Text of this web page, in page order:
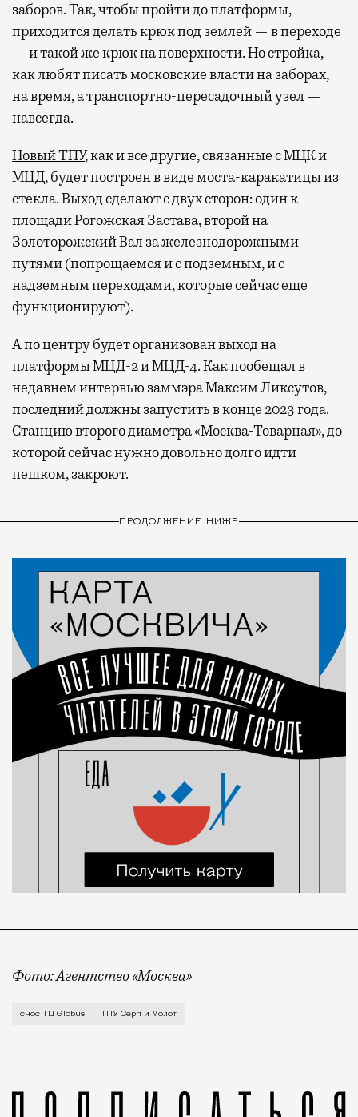
заборов. Так, чтобы пройти до платформы,
приходится делать крюк под землей — в переходе
— и такой же крюк на поверхности. Но стройка,
как любят писать московские власти на заборах,
на время, а транспортно-пересадочный узел —
навсегда.
Новый ТПУ, как и все другие, связанные с МЦК и
МЦД, будет построен в виде моста-каракатицы из
стекла. Выход сделают с двух сторон: один к
площади Рогожская Застава, второй на
Золоторожский Вал за железнодорожными
путями (попрощаемся и с подземным, и с
надземным переходами, которые сейчас еще
функционируют).
А по центру будет организован выход на
платформы МЦД-2 и МЦД-4. Как пообещал в
недавнем интервью заммэра Максим Ликсутов,
последний должны запустить в конце 2023 года.
Станцию второго диаметра «Москва-Товарная», до
которой сейчас нужно довольно долго идти
пешком, закроют.
ПРОДОЛЖЕНИЕ НИЖЕ
Фото: Агентство «Москва»
Строительство ТПУ уже началось, а снос
снос ТЦ Globus ТПУ Серп и Молот